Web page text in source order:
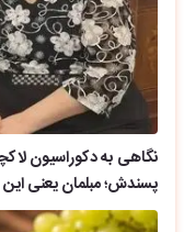
نگاهی به دکوراسیون
پسندش؛ مبلمان یعنی این